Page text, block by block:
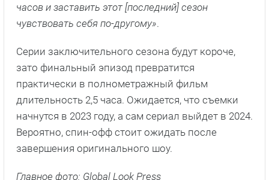
часов и заставить этот [последний] сезон
чувствовать себя по-другому».
Серии заключительного сезона будут короче,
зато финальный эпизод превратится
практически в полнометражный фильм
длительность 2,5 часа. Ожидается, что съемки
начнутся в 2023 году, а сам сериал выйдет в 2024.
Вероятно, спин-офф стоит ожидать после
завершения оригинального шоу.
Главное фото: Global Look Press